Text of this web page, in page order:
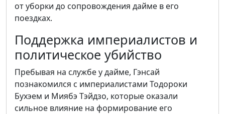
от уборки до сопровождения дайме в его
поездках.
Поддержка империалистов и
политическое убийство
Пребывая на службе у дайме, Гэнсай
познакомился с империалистами Тодороки
Бухэем и Миябэ Тэйдзо, которые оказали
сильное влияние на формирование его